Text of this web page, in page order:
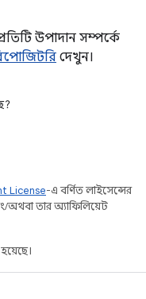
উপাদান সম্পর্কে
দেখুন।
License-এ বর্ণিত লাইসেন্সের
অথবা তার অ্যাফিলিয়েট